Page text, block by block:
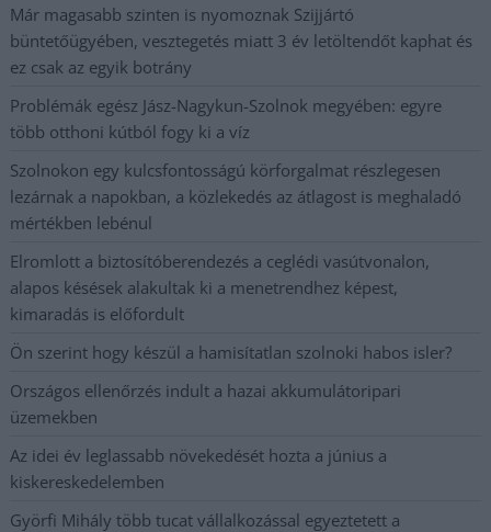
Már magasabb szinten is nyomoznak Szijjártó
büntetőügyében, vesztegetés miatt 3 év letöltendőt kaphat és
ez csak az egyik botrány
Problémák egész Jász-Nagykun-Szolnok megyében: egyre
több otthoni kútból fogy ki a víz
Szolnokon egy kulcsfontosságú körforgalmat részlegesen
lezárnak a napokban, a közlekedés az átlagost is meghaladó
mértékben lebénul
Elromlott a biztosítóberendezés a ceglédi vasútvonalon,
alapos késések alakultak ki a menetrendhez képest,
kimaradás is előfordult
Ön szerint hogy készül a hamisítatlan szolnoki habos isler?
Országos ellenőrzés indult a hazai akkumulátoripari
üzemekben
Az idei év leglassabb növekedését hozta a június a
kiskereskedelemben
Györfi Mihály több tucat vállalkozással egyeztetett a